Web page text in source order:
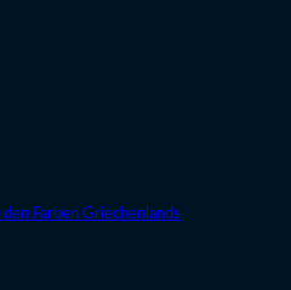
Farben Griechenlands